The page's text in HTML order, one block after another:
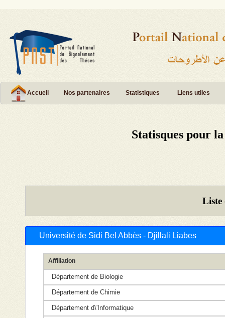
Accueil Nos partenaires Statistiques Liens utiles
Statisques pour
Liste
Université de Sidi Bel Abbès - Djillali Liabes
Affiliation
Département de Biologie
Département de Chimie
Département d\'Informatique